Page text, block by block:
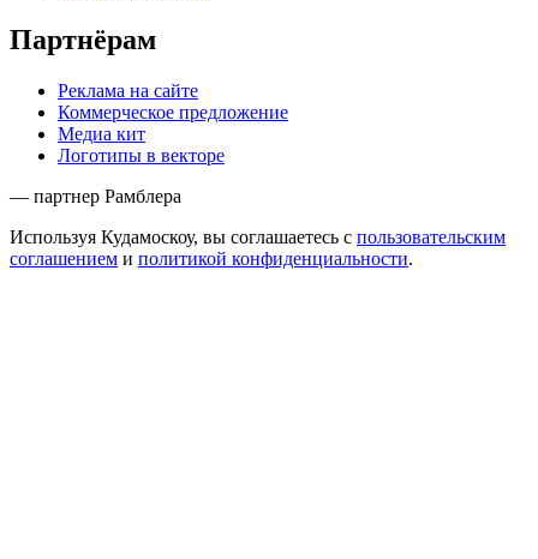
Партнёрам
Реклама на сайте
Коммерческое предложение
Медиа кит
Логотипы в векторе
— партнер Рамблера
Используя Кудамоскоу, вы соглашаетесь с пользовательским
соглашением и политикой конфиденциальности.